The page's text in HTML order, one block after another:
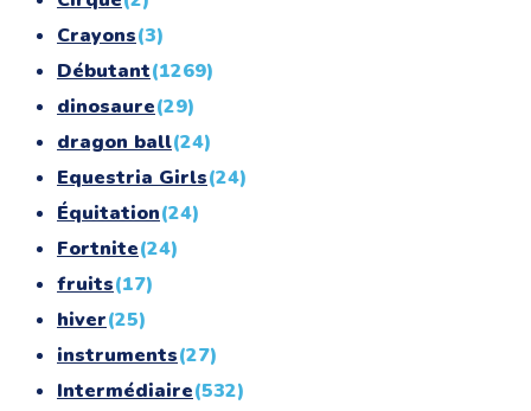
Crayons(3)
Débutant(1269)
dinosaure(29)
dragon ball(24)
Equestria Girls(24)
Équitation(24)
Fortnite(24)
fruits(17)
hiver(25)
instruments(27)
Intermédiaire(532)